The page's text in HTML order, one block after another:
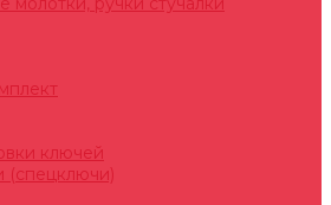
ключей
(спецключи)